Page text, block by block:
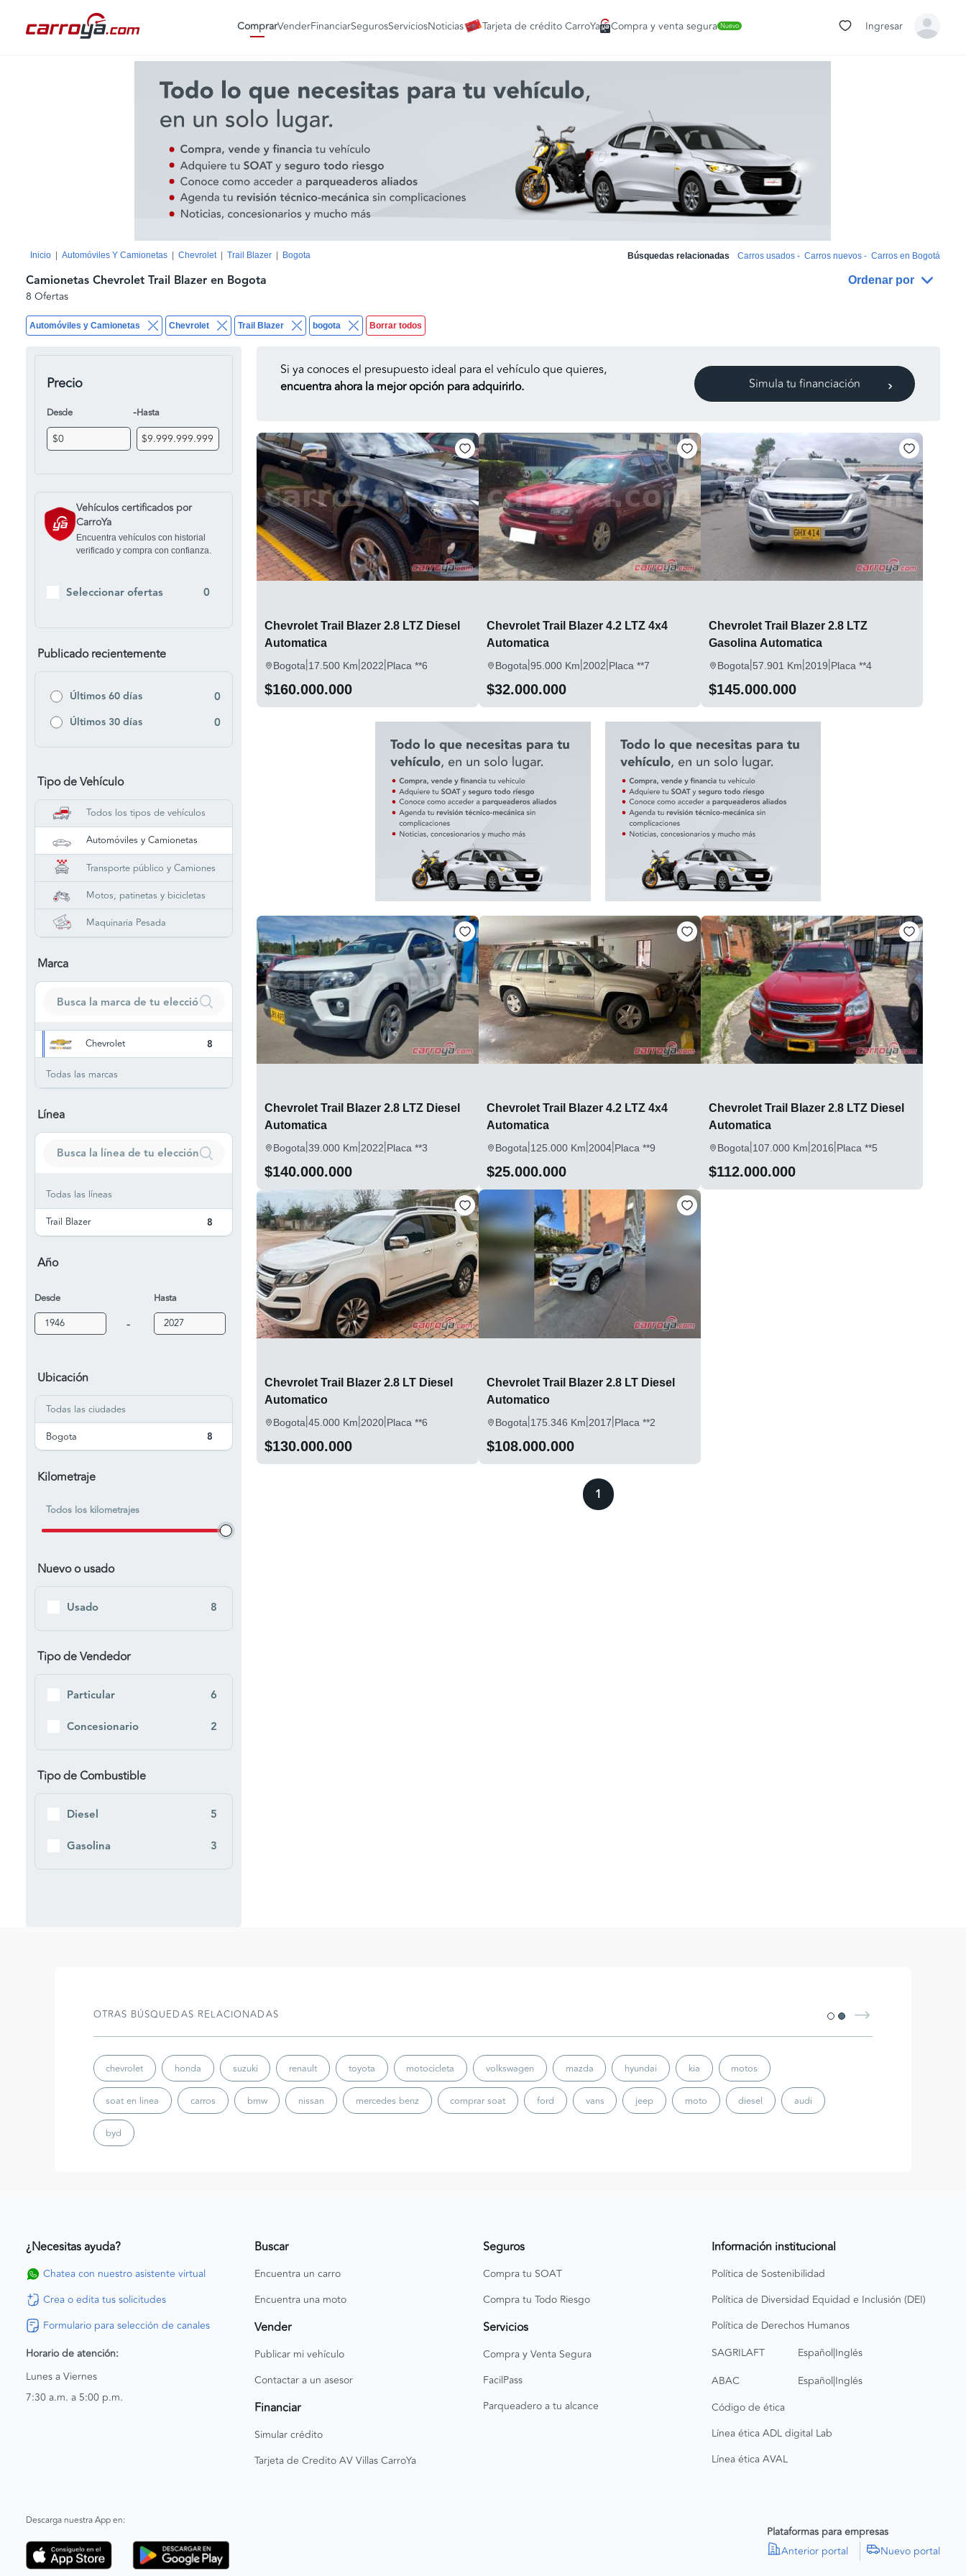
ComprarVenderFinanciarSegurosServiciosNoticias Tarjeta de crédito CarroYa Compra y venta segura Nuevo Ingresar
Inicio Automóviles Y Camionetas Chevrolet Trail Blazer Bogota Búsquedas relacionadas Carros usados - Carros nuevos - Carros en Bogotá
Automóviles y Camionetas Chevrolet Trail Blazer bogota Borrar todos
Camionetas Chevrolet Trail Blazer en Bogota Ordenar por
8 Ofertas
Precio
Desde -Hasta
Vehículos certificados por
CarroYa
Encuentra vehículos con historial
verificado y compra con confianza.
Seleccionar ofertas 0
Publicado recientemente
Últimos 60 días 0
Últimos 30 días 0
Tipo de Vehículo
Todos los tipos de vehículos
Automóviles y Camionetas
Transporte público y Camiones
Motos, patinetas y bicicletas
Maquinaria Pesada
Marca
Chevrolet 8
Todas las marcas
Línea
Todas las líneas
Trail Blazer
8
Año
Desde
-
Hasta
Ubicación
Todas las ciudades
Bogota
8
Kilometraje
Todos los kilometrajes
Nuevo o usado
Usado 8
Tipo de Vendedor
Particular 6
Concesionario 2
Tipo de Combustible
Diesel 5
Gasolina 3
Si ya conoces el presupuesto ideal para el vehículo que quieres,
encuentra ahora la mejor opción para adquirirlo.
Simula tu financiación
Chevrolet Trail Blazer 2.8 LTZ Diesel
Automatica
Bogota|17.500 Km|2022|Placa **6
$160.000.000
Chevrolet Trail Blazer 4.2 LTZ 4x4
Automatica
Bogota|95.000 Km|2002|Placa **7
$32.000.000
Chevrolet Trail Blazer 2.8 LTZ
Gasolina Automatica
Bogota|57.901 Km|2019|Placa **4
$145.000.000
Chevrolet Trail Blazer 2.8 LTZ Diesel
Automatica
Bogota|39.000 Km|2022|Placa **3
$140.000.000
Chevrolet Trail Blazer 4.2 LTZ 4x4
Automatica
Bogota|125.000 Km|2004|Placa **9
$25.000.000
Chevrolet Trail Blazer 2.8 LTZ Diesel
Automatica
Bogota|107.000 Km|2016|Placa **5
$112.000.000
Chevrolet Trail Blazer 2.8 LT Diesel
Automatico
Bogota|45.000 Km|2020|Placa **6
$130.000.000
Chevrolet Trail Blazer 2.8 LT Diesel
Automatico
Bogota|175.346 Km|2017|Placa **2
$108.000.000
1
OTRAS BÚSQUEDAS RELACIONADAS
chevrolet honda suzuki renault toyota motocicleta volkswagen mazda hyundai kia motos
soat en linea carros bmw nissan mercedes benz comprar soat ford vans jeep moto diesel audi
byd
¿Necesitas ayuda?
Chatea con nuestro asistente virtual
Crea o edita tus solicitudes
Formulario para selección de canales
Horario de atención:
Lunes a Viernes
7:30 a.m. a 5:00 p.m.
Buscar
Encuentra un carro
Encuentra una moto
Vender
Publicar mi vehículo
Contactar a un asesor
Financiar
Simular crédito
Tarjeta de Credito AV Villas CarroYa
Seguros
Compra tu SOAT
Compra tu Todo Riesgo
Servicios
Compra y Venta Segura
FacilPass
Parqueadero a tu alcance
Información institucional
Política de Sostenibilidad
Política de Diversidad Equidad e Inclusión (DEI)
Política de Derechos Humanos
SAGRILAFT
Español|Inglés
ABAC
Español|Inglés
Código de ética
Línea ética ADL digital Lab
Línea ética AVAL
Descarga nuestra App en:
Plataformas para empresas
Anterior portal
Nuevo portal